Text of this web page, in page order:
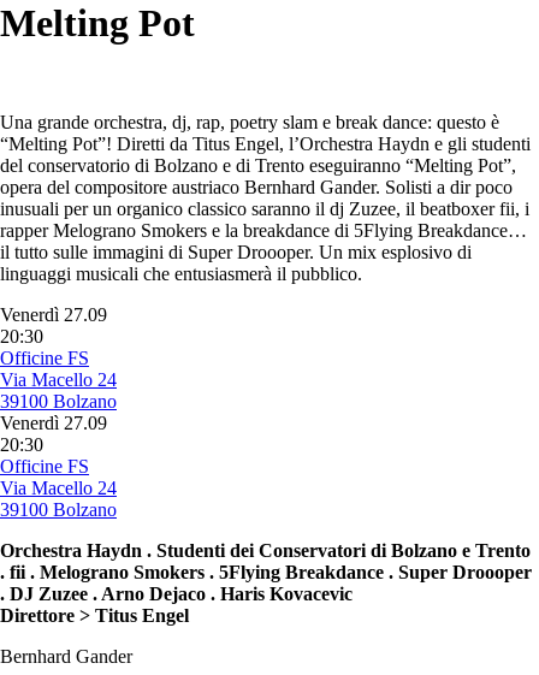
Melting Pot
Una grande orchestra, dj, rap, poetry slam e break dance: questo è
“Melting Pot”! Diretti da Titus Engel, l’Orchestra Haydn e gli studenti
del conservatorio di Bolzano e di Trento eseguiranno “Melting Pot”,
opera del compositore austriaco Bernhard Gander. Solisti a dir poco
inusuali per un organico classico saranno il dj Zuzee, il beatboxer fii, i
rapper Melograno Smokers e la breakdance di 5Flying Breakdance…
il tutto sulle immagini di Super Droooper. Un mix esplosivo di
linguaggi musicali che entusiasmerà il pubblico.
Venerdì 27.09
20:30
Officine FS
Via Macello 24
39100 Bolzano
Venerdì 27.09
20:30
Officine FS
Via Macello 24
39100 Bolzano
Orchestra Haydn . Studenti dei Conservatori di Bolzano e Trento
. fii . Melograno Smokers . 5Flying Breakdance . Super Droooper
. DJ Zuzee . Arno Dejaco . Haris Kovacevic
Direttore > Titus Engel
Bernhard Gander